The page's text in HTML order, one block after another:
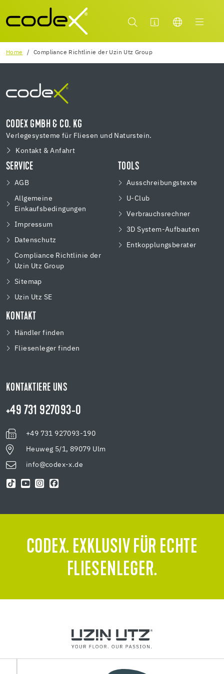
Home Compliance Richtlinie der Uzin Utz Group
CODEX GMBH & CO. KG
Verlegesysteme für Fliesen und Naturstein.
Kontakt & Anfahrt
SERVICE
AGB
Allgemeine
Einkaufsbedingungen
Impressum
Datenschutz
Compliance Richtlinie der
Uzin Utz Group
Sitemap
Uzin Utz SE
TOOLS
Ausschreibungstexte
U-Club
Verbrauchsrechner
3D System-Aufbauten
Entkopplungsberater
KONTAKT
Händler finden
Fliesenleger finden
KONTAKTIERE UNS
+49 731 927093-0
+49 731 927093-190
Heuweg 5/1, 89079 Ulm
info@codex-x.de
CODEX. EXKLUSIV FÜR ECHTE
FLIESENLEGER.